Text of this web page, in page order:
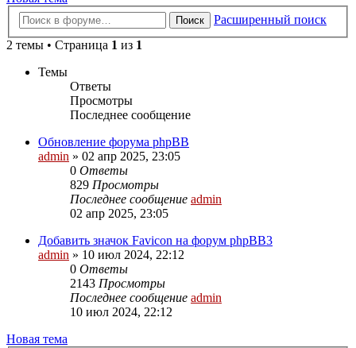
Поиск
Расширенный поиск
2 темы • Страница 1 из 1
Темы
Ответы
Просмотры
Последнее сообщение
Обновление форума phpBB
admin » 02 апр 2025, 23:05
0 Ответы
829 Просмотры
Последнее сообщение admin
02 апр 2025, 23:05
Добавить значок Favicon на форум phpBB3
admin » 10 июл 2024, 22:12
0 Ответы
2143 Просмотры
Последнее сообщение admin
10 июл 2024, 22:12
Новая тема